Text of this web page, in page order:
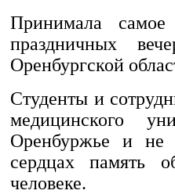
Принимала самое
праздничных
Оренбургской
Студенты и
медицинского
Оренбуржье и не
сердцах память
человеке.